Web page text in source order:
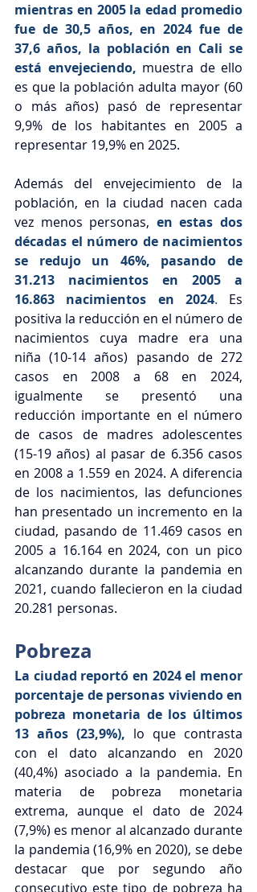
mientras en 2005 la edad promedio
fue de 30,5 años, en 2024 fue de
37,6 años, la población en Cali se
está envejeciendo, muestra de ello
es que la población adulta mayor (60
o más años) pasó de representar
9,9% de los habitantes en 2005 a
representar 19,9% en 2025.
Además del envejecimiento de la
población, en la ciudad nacen cada
vez menos personas, en estas dos
décadas el número de nacimientos
se redujo un 46%, pasando de
31.213 nacimientos en 2005 a
16.863 nacimientos en 2024. Es
positiva la reducción en el número de
nacimientos cuya madre era una
niña (10-14 años) pasando de 272
casos en 2008 a 68 en 2024,
igualmente se presentó una
reducción importante en el número
de casos de madres adolescentes
(15-19 años) al pasar de 6.356 casos
en 2008 a 1.559 en 2024. A diferencia
de los nacimientos, las defunciones
han presentado un incremento en la
ciudad, pasando de 11.469 casos en
2005 a 16.164 en 2024, con un pico
alcanzando durante la pandemia en
2021, cuando fallecieron en la ciudad
20.281 personas.
Pobreza
La ciudad reportó en 2024 el menor
porcentaje de personas viviendo en
pobreza monetaria de los últimos
13 años (23,9%), lo que contrasta
con el dato alcanzando en 2020
(40,4%) asociado a la pandemia. En
materia de pobreza monetaria
extrema, aunque el dato de 2024
(7,9%) es menor al alcanzado durante
la pandemia (16,9% en 2020), se debe
destacar que por segundo año
consecutivo este tipo de pobreza ha